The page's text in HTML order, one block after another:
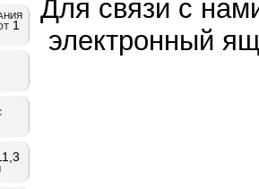
1
Для связи с
электронный